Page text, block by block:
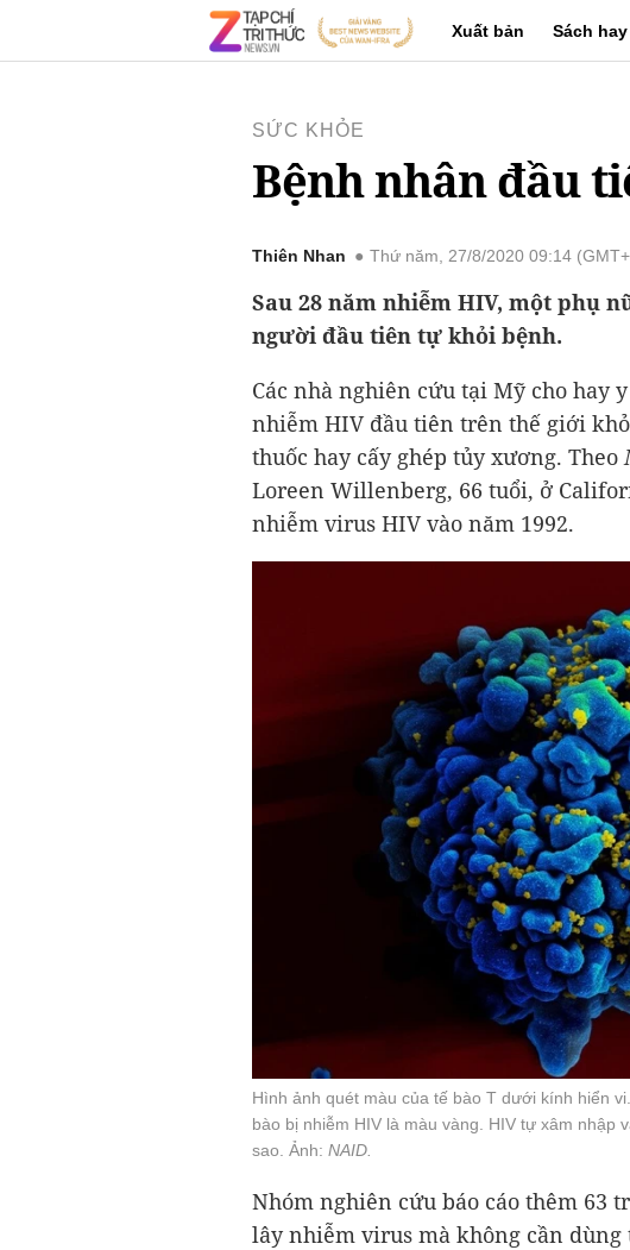
Xuất bản Sách hay
SỨC KHỎE
Bệnh nhân đầu
Thiên Nhan Thứ năm, 27/8/2020 09:14
Sau 28 năm nhiễm HIV, một phụ
người đầu tiên tự khỏi bệnh.
Các nhà nghiên cứu tại Mỹ cho hay
nhiễm HIV đầu tiên trên thế giới
thuốc hay cấy ghép tủy xương. Theo
Loreen Willenberg, 66 tuổi, ở
nhiễm virus HIV vào năm 1992.
Hình ảnh quét màu của tế bào T dưới kính hiển
bào bị nhiễm HIV là màu vàng. HIV tự xâm nhập
sao. Ảnh: NAID.
Nhóm nghiên cứu báo cáo thêm 63
lây nhiễm virus mà không cần